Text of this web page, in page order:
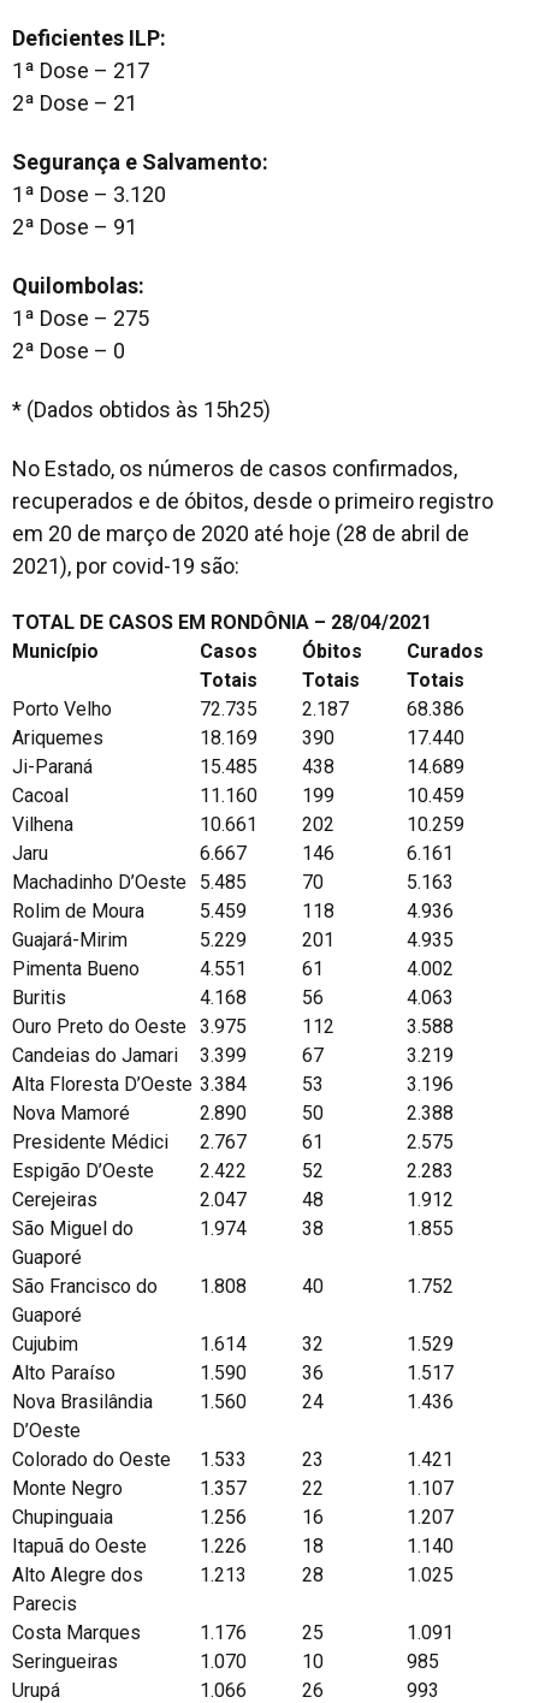
Deficientes ILP:
1ª Dose – 217
2ª Dose – 21
Segurança e Salvamento:
1ª Dose – 3.120
2ª Dose – 91
Quilombolas:
1ª Dose – 275
2ª Dose – 0
* (Dados obtidos às 15h25)
No Estado, os números de casos confirmados,
recuperados e de óbitos, desde o primeiro registro
em 20 de março de 2020 até hoje (28 de abril de
2021), por covid-19 são:
TOTAL DE CASOS EM RONDÔNIA – 28/04/2021
Município
Casos
Totais
Óbitos
Totais
Curados
Totais
Porto Velho
72.735 2.187
68.386
Ariquemes
18.169 390
17.440
Ji-Paraná
15.485 438
14.689
Cacoal
11.160 199
10.459
Vilhena
10.661 202
10.259
Jaru
6.667 146
6.161
Machadinho D’Oeste
5.485 70
5.163
Rolim de Moura
5.459 118
4.936
Guajará-Mirim
5.229 201
4.935
Pimenta Bueno
4.551 61
4.002
Buritis
4.168 56
4.063
Ouro Preto do Oeste 3.975 112
3.588
Candeias do Jamari
3.399 67
3.219
Alta Floresta D’Oeste 3.384 53
3.196
Nova Mamoré
2.890 50
2.388
Presidente Médici
2.767 61
2.575
Espigão D’Oeste
2.422 52
2.283
Cerejeiras
2.047 48
1.912
São Miguel do
Guaporé
1.974 38 1.855
São Francisco do
Guaporé
1.808 40 1.752
Cujubim 1.614 32
1.529
Alto Paraíso
1.590 36
1.517
Nova Brasilândia
D’Oeste
1.560 24 1.436
Colorado do Oeste 1.533 23
1.421
Monte Negro
1.357 22
1.107
Chupinguaia
1.256 16
1.207
Itapuã do Oeste
1.226 18
1.140
Alto Alegre dos
Parecis
1.213 28 1.025
Costa Marques 1.176 25
1.091
Seringueiras
1.070 10
985
Urupá
1.066 26
993